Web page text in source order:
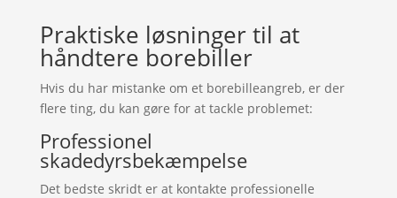
Praktiske løsninger til at
håndtere borebiller
Hvis du har mistanke om et borebilleangreb, er der
flere ting, du kan gøre for at tackle problemet:
Professionel
skadedyrsbekæmpelse
Det bedste skridt er at kontakte professionelle